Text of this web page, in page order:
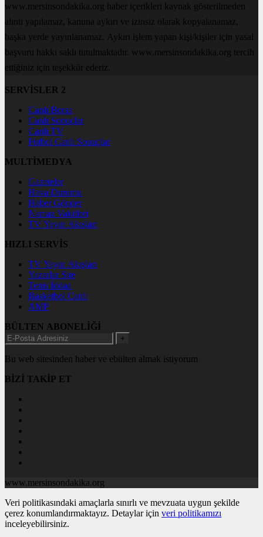
www.mersinsondakika.org haber içerikleri kaynak gösterilmeden
alıntı yapılamaz, kanuna aykırı ve izinsiz olarak kopyalanamaz,
başka yerde yayınlanamaz. Aykırı işlem yapan kişi/kişiler için yasal
başvuru hakkı saklı tutulmaktadır. www.mersinsondakika.org tercih
ettiğiniz için teşekkür ederiz.
SERVİSLER 2
Canlı Borsa
Canlı Sonuçlar
Canlı TV
Futbol Canlı Sonuçlar
MULTİMEDYA
Gazeteler
Hava Durumu
Haber Gönder
Namaz Vakitleri
TV Yayın Akışları
HIZLI SERVİS
TV Yayın Akışları
Yazarlar Site
Tenis İddaa
Basketbol Canlı
AMP
BÜLTEN ABONELİĞİ
+
Bu web sitesinden haber ve ebülten almak istiyorum
BİZİ TAKİP ET
www.mersinsondakika.org
Veri politikasındaki amaçlarla sınırlı ve mevzuata uygun şekilde
çerez konumlandırmaktayız. Detaylar için veri politikamızı
inceleyebilirsiniz.